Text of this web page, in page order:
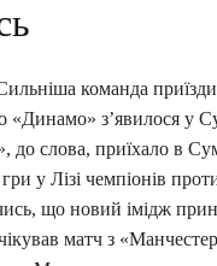
команда
з’явилося у
до слова, приїхало в
у Лізі чемпіонів
що новий імідж
матч з